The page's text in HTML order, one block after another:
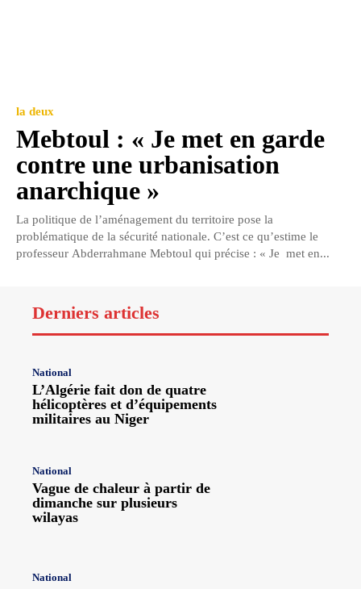
la deux
Mebtoul : « Je met en garde
contre une urbanisation
anarchique »
La politique de l’aménagement du territoire pose la
problématique de la sécurité nationale. C’est ce qu’estime le
professeur Abderrahmane Mebtoul qui précise : « Je met en...
Derniers articles
National
L’Algérie fait don de quatre
hélicoptères et d’équipements
militaires au Niger
National
Vague de chaleur à partir de
dimanche sur plusieurs
wilayas
National